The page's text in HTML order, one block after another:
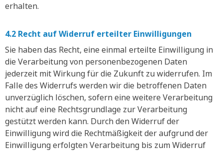
erhalten.
4.2 Recht auf Widerruf erteilter Einwilligungen
Sie haben das Recht, eine einmal erteilte Einwilligung in
die Verarbeitung von personenbezogenen Daten
jederzeit mit Wirkung für die Zukunft zu widerrufen. Im
Falle des Widerrufs werden wir die betroffenen Daten
unverzüglich löschen, sofern eine weitere Verarbeitung
nicht auf eine Rechtsgrundlage zur Verarbeitung
gestützt werden kann. Durch den Widerruf der
Einwilligung wird die Rechtmäßigkeit der aufgrund der
Einwilligung erfolgten Verarbeitung bis zum Widerruf